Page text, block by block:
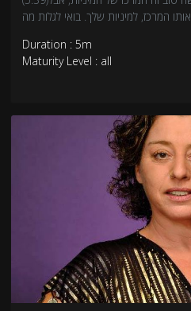
המרכז, למיניות שלך. בואי לגלות מה
Duration : 5m
Maturity Level : all